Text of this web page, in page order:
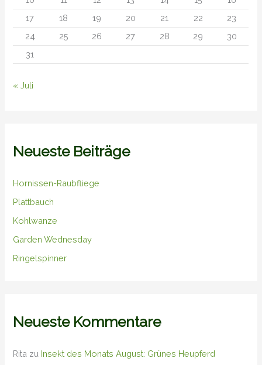
17
18 19 20 21 22
23
24
25 26 27 28 29
30
31
« Juli
Neueste Beiträge
Hornissen-Raubfliege
Plattbauch
Kohlwanze
Garden Wednesday
Ringelspinner
Neueste Kommentare
Rita zu Insekt des Monats August: Grünes Heupferd